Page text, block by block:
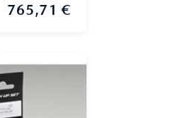
Prix
765,71 €